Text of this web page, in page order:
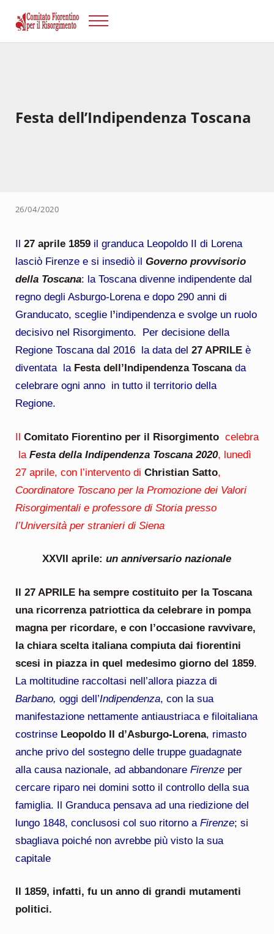
Risorgimento Firenze
Menu
Festa dell’Indipendenza Toscana
26/04/2020
Il 27 aprile 1859il granduca Leopoldo II di Lorena
lasciò Firenze e si insediò il Governo provvisorio
della Toscana: la Toscana divenne indipendente dal
regno degli Asburgo-Lorena e dopo 290 anni di
Granducato, sceglie l’indipendenza e svolge un ruolo
decisivo nel Risorgimento. Per decisione della
Regione Toscana dal 2016 la data del 27 APRILEè
diventata la Festa dell’Indipendenza Toscanada
celebrare ogni anno in tutto il territorio della
Regione.
Il Comitato Fiorentino per il Risorgimentocelebra
la Festa della Indipendenza Toscana 2020, lunedì
27 aprile, con l’intervento di Christian Satto,
Coordinatore Toscano per la Promozione dei Valori
Risorgimentali e professore di Storia presso
l’Università per stranieri di Siena
XXVII aprile:un anniversario nazionale
Il 27 APRILE ha sempre costituito per la Toscana
una ricorrenza patriottica da celebrare in pompa
magna per ricordare, e con l’occasione ravvivare,
la chiara scelta italiana compiuta dai fiorentini
scesi in piazza in quel medesimo giorno del 1859.
La moltitudine raccoltasi nell’allora piazza di
Barbano, oggi dell’Indipendenza, con la sua
manifestazione nettamente antiaustriaca e filoitaliana
costrinse Leopoldo II d’Asburgo-Lorena, rimasto
anche privo del sostegno delle truppe guadagnate
alla causa nazionale, ad abbandonare Firenzeper
cercare riparo nei domini sotto il controllo della sua
famiglia. Il Granduca pensava ad una riedizione del
lungo 1848, conclusosi col suo ritorno a Firenze; si
sbagliava poiché non avrebbe più visto la sua
capitale
Il 1859, infatti, fu un anno di grandi mutamenti
politici.